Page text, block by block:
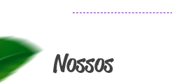
Nossos